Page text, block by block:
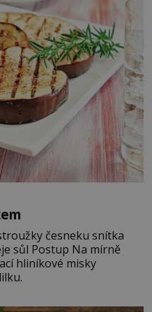
mírně
hliníkové misky